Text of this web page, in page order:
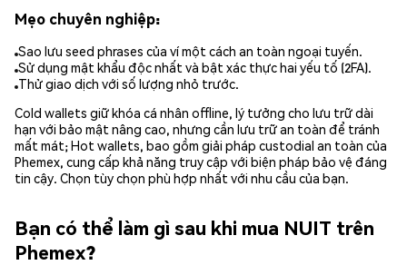
Mẹo chuyên nghiệp:
Sao lưu seed phrases của ví một cách an toàn ngoại tuyến.
Sử dụng mật khẩu độc nhất và bật xác thực hai yếu tố (2FA).
Thử giao dịch với số lượng nhỏ trước.
Cold wallets giữ khóa cá nhân offline, lý tưởng cho lưu trữ dài
hạn với bảo mật nâng cao, nhưng cần lưu trữ an toàn để tránh
mất mát; Hot wallets, bao gồm giải pháp custodial an toàn của
Phemex, cung cấp khả năng truy cập với biện pháp bảo vệ đáng
tin cậy. Chọn tùy chọn phù hợp nhất với nhu cầu của bạn.
Bạn có thể làm gì sau khi mua NUIT trên
Phemex?